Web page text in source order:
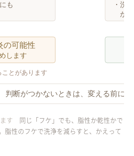
も
・洗
かゆ
の可能性
します
とがあります
判断がつかないときは、変える前に
同じ「フケ」でも、脂性か乾性かで
脂性のフケで洗浄を減らすと、かえって